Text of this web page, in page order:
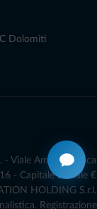
Dolomiti
Viale Amedeo Duca
- Capitale Sociale €
HOLDING S.r.l.
Registrazione